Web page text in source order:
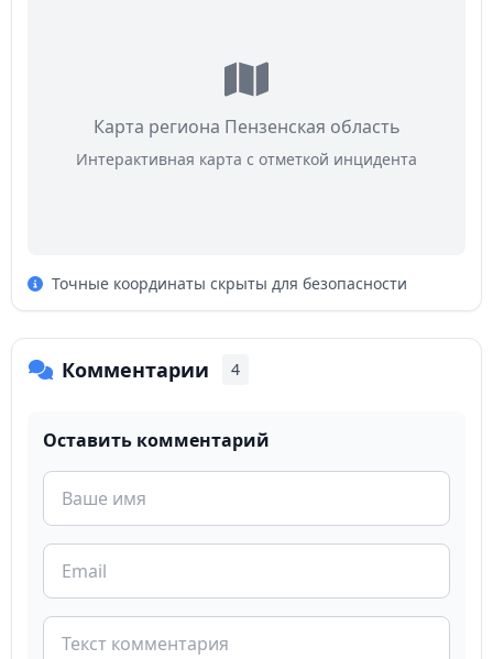
Карта региона Пензенская область
Интерактивная карта с отметкой инцидента
Точные координаты скрыты для безопасности
Комментарии 4
Оставить комментарий